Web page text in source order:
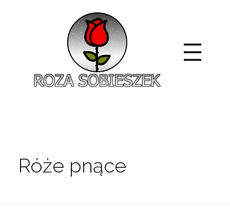
Róże pnące